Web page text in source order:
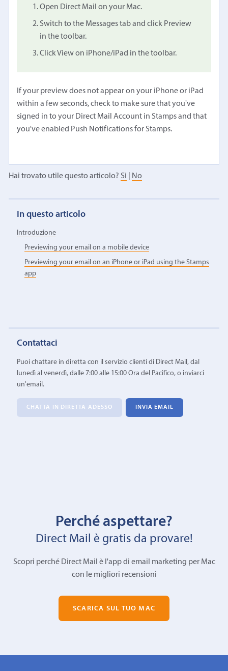
Open Direct Mail on your Mac.
Switch to the Messages tab and click Preview
in the toolbar.
Click View on iPhone/iPad in the toolbar.
If your preview does not appear on your iPhone or iPad
within a few seconds, check to make sure that you've
signed in to your Direct Mail Account in Stamps and that
you've enabled Push Notifications for Stamps.
Hai trovato utile questo articolo? Sì No
In questo articolo
Introduzione
Previewing your email on a mobile device
Previewing your email on an iPhone or iPad using the Stamps
app
Contattaci
Puoi chattare in diretta con il servizio clienti di Direct Mail, dal
lunedì al venerdì, dalle 7:00 alle 15:00 Ora del Pacifico, o inviarci
un'email.
CHATTA IN DIRETTA ADESSO INVIA EMAIL
Perché aspettare?
Direct Mail è gratis da provare!
Scopri perché Direct Mail è l'app di email marketing per Mac
con le migliori recensioni
SCARICA SUL TUO MAC